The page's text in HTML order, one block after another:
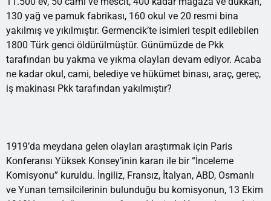
130 yağ ve pamuk fabrikası, 160 okul ve 20 resmi bina
yakılmış ve yıkılmıştır. Germencik’te isimleri tespit edilebilen
1800 Türk genci öldürülmüştür. Günümüzde de Pkk
tarafından bu yakma ve yıkma olayları devam ediyor. Acaba
ne kadar okul, cami, belediye ve hükümet binası, araç, gereç,
iş makinası Pkk tarafından yakılmıştır?
1919’da meydana gelen olayları araştırmak için Paris
Konferansı Yüksek Konsey’inin kararı ile bir “İnceleme
Komisyonu” kuruldu. İngiliz, Fransız, İtalyan, ABD, Osmanlı
ve Yunan temsilcilerinin bulunduğu bu komisyonun, 13 Ekim